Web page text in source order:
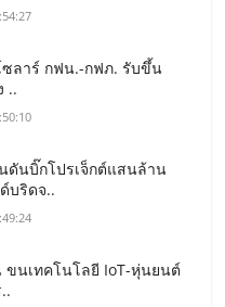
ซลาร์ กฟน.-กฟภ. รับขึ้น
..
ดันบิ๊กโปรเจ็กต์แสนล้าน
บริดจ..
นเทคโนโลยี IoT-หุ่นยนต์